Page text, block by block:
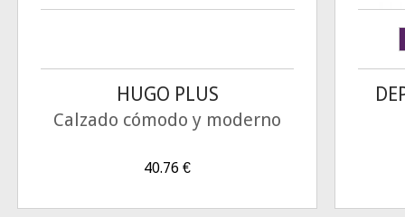
HUGO PLUS
Calzado cómodo y moderno
40.76 €